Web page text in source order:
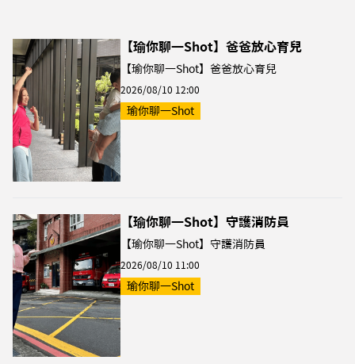
【瑜你聊一Shot】爸爸放心育兒
【瑜你聊一Shot】爸爸放心育兒
2026/08/10 12:00
瑜你聊一Shot
【瑜你聊一Shot】守護消防員
【瑜你聊一Shot】守護消防員
2026/08/10 11:00
瑜你聊一Shot